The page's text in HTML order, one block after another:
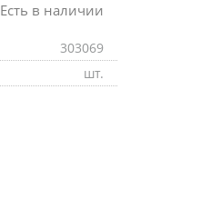
Есть в наличии
303069
шт.